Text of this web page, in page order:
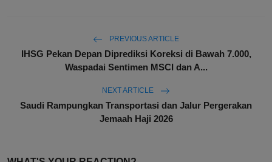
PREVIOUS ARTICLE
IHSG Pekan Depan Diprediksi Koreksi di Bawah 7.000,
Waspadai Sentimen MSCI dan A...
NEXT ARTICLE
Saudi Rampungkan Transportasi dan Jalur Pergerakan
Jemaah Haji 2026